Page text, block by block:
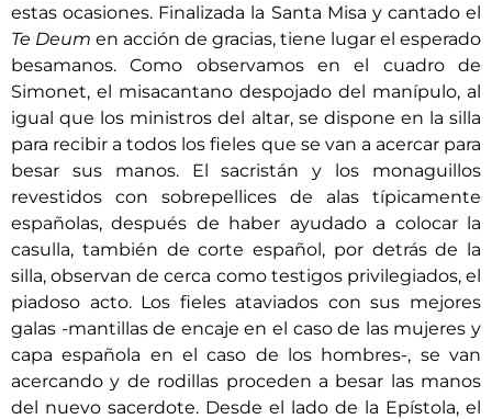
estas ocasiones. Finalizada la Santa Misa y cantado el
Te Deum en acción de gracias, tiene lugar el esperado
besamanos. Como observamos en el cuadro de
Simonet, el misacantano despojado del manípulo, al
igual que los ministros del altar, se dispone en la silla
para recibir a todos los fieles que se van a acercar para
besar sus manos. El sacristán y los monaguillos
revestidos con sobrepellices de alas típicamente
españolas, después de haber ayudado a colocar la
casulla, también de corte español, por detrás de la
silla, observan de cerca como testigos privilegiados, el
piadoso acto. Los fieles ataviados con sus mejores
galas -mantillas de encaje en el caso de las mujeres y
capa española en el caso de los hombres-, se van
acercando y de rodillas proceden a besar las manos
del nuevo sacerdote. Desde el lado de la Epístola, el